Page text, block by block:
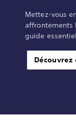
Mettez-vous
affrontements
guide
Découvrez